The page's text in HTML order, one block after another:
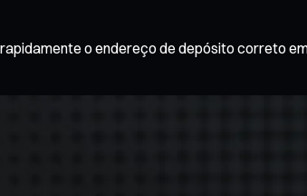
o endereço de depósito correto